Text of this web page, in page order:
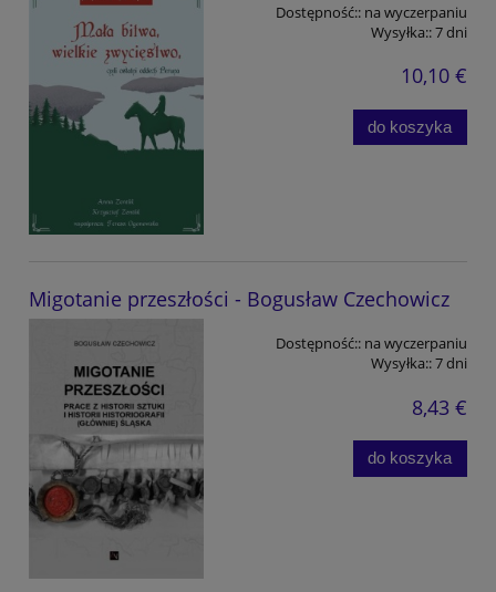
Dostępność:: na wyczerpaniu
Wysyłka::7 dni
10,10 €
do koszyka
Migotanie przeszłości - Bogusław Czechowicz
Dostępność:: na wyczerpaniu
Wysyłka::7 dni
8,43 €
do koszyka